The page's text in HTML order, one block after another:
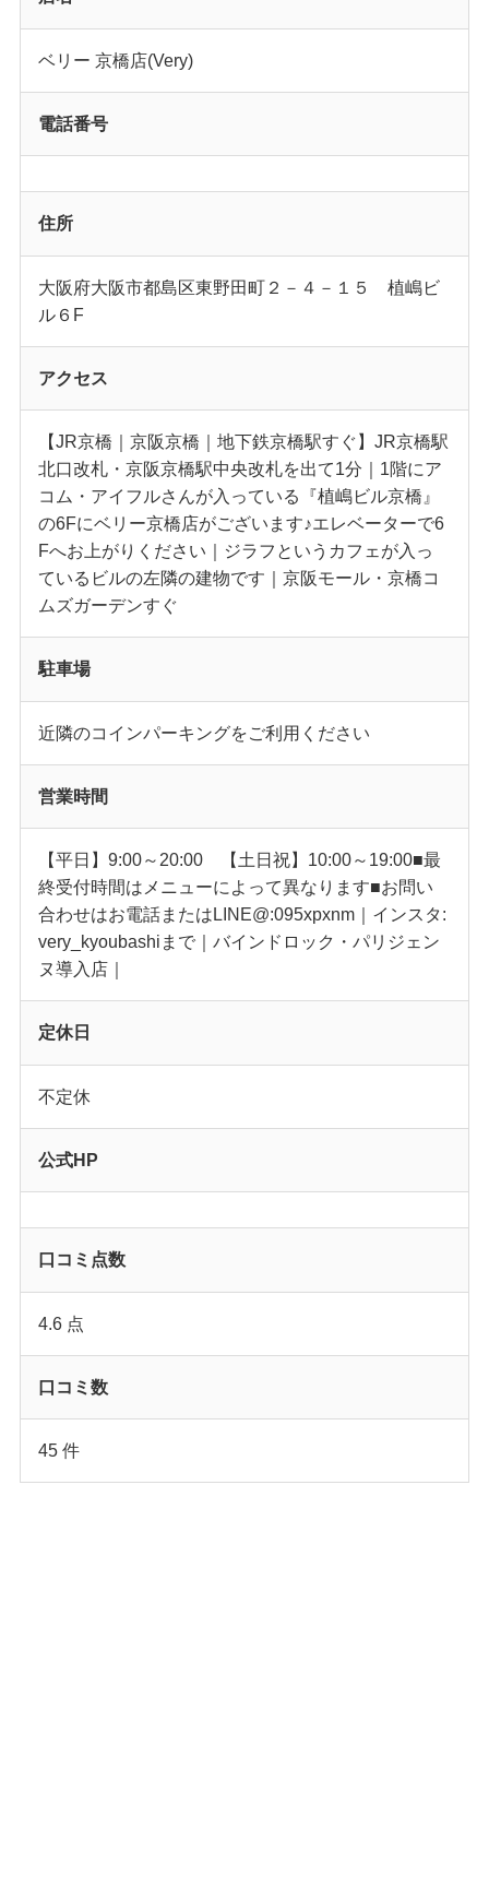
ベリー 京橋店(Very)
電話番号
住所
大阪府大阪市都島区東野田町２－４－１５ 植嶋ビ
ル６F
アクセス
【JR京橋｜京阪京橋｜地下鉄京橋駅すぐ】JR京橋駅
北口改札・京阪京橋駅中央改札を出て1分｜1階にア
コム・アイフルさんが入っている『植嶋ビル京橋』
の6Fにベリー京橋店がございます♪エレベーターで6
Fへお上がりください｜ジラフというカフェが入っ
ているビルの左隣の建物です｜京阪モール・京橋コ
ムズガーデンすぐ
駐車場
近隣のコインパーキングをご利用ください
営業時間
【平日】9:00～20:00 【土日祝】10:00～19:00■最
終受付時間はメニューによって異なります■お問い
合わせはお電話またはLINE@:095xpxnm｜インスタ:
very_kyoubashiまで｜バインドロック・パリジェン
ヌ導入店｜
定休日
不定休
公式HP
口コミ点数
4.6 点
口コミ数
45 件